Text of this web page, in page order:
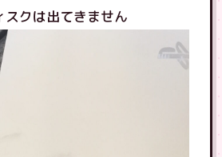
スクは出てきません